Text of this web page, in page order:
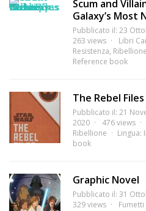
Scum and
Galaxy’s Most
Pubblicato il: 23
263 views
Libri
Resistenza, Ribellione
Reference book
The Rebel Files
Pubblicato il: 21
2020
476 views
Ribellione
Lingua:
book
Graphic Novel
Pubblicato il: 31
329 views